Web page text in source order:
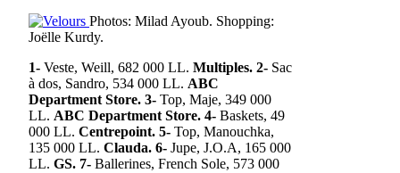
Photos: Milad Ayoub. Shopping:
Joëlle Kurdy.
1- Veste, Weill, 682 000 LL. Multiples. 2- Sac
à dos, Sandro, 534 000 LL. ABC
Department Store. 3- Top, Maje, 349 000
LL. ABC Department Store. 4- Baskets, 49
000 LL. Centrepoint. 5- Top, Manouchka,
135 000 LL. Clauda. 6- Jupe, J.O.A, 165 000
LL. GS. 7- Ballerines, French Sole, 573 000